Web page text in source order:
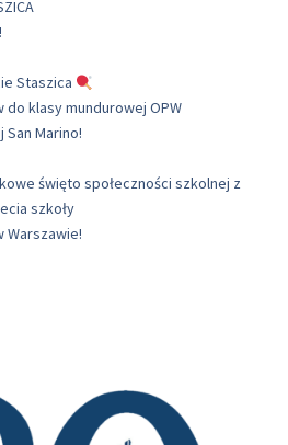
Staszica
klasy mundurowej OPW
Marino!
święto społeczności szkolnej z
szkoły
Warszawie!